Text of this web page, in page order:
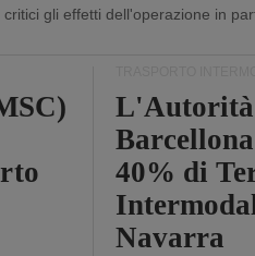
gli effetti dell'operazione in
40% di
Navarra